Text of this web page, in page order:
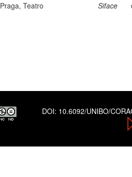
Praga, Teatro Siface
DOI: 10.6092/UNIBO/